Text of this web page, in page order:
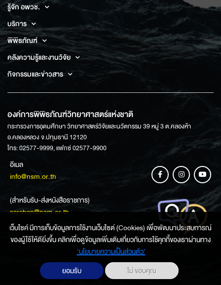
รู้จัก อพวช.
บริการ
พิพิธภัณฑ์
คลังความรู้และงานวิจัย
กิจกรรมและข่าวสาร
องค์การพิพิธภัณฑ์วิทยาศาสตร์แห่งชาติ
กระทรวงการอุดมศึกษา วิทยาศาสตร์วิจัยและนวัตกรรม 39 หมู่ 3 ต.คลองห้า
อ.คลองหลวง จ.ปทุมธานี 12120
โทร: 02577-9999, แฟกซ์ 02577-9900
อีเมล
info@nsm.or.th
(สำหรับรับ-ส่งหนังสือราชการ)
saraban@nsm.or.th
ช่องทางการสอบถามข้อมูล
เว็บไซค์ มีการเก็บข้อมูลการใช้งานเว็บไซต์ (Cookies) เพื่อพัฒนาประสบการณ์
ของผู้ใช้ให้ดียิ่งขึ้น คลิกเพื่อดูข้อมูลเพิ่มเติมเกี่ยวกับการใช้คุกกี้ของเราผ่านทาง
‘นโยบายความเป็นส่วนตัว'
ยอมรับ
ไม่ ขอบคุณ